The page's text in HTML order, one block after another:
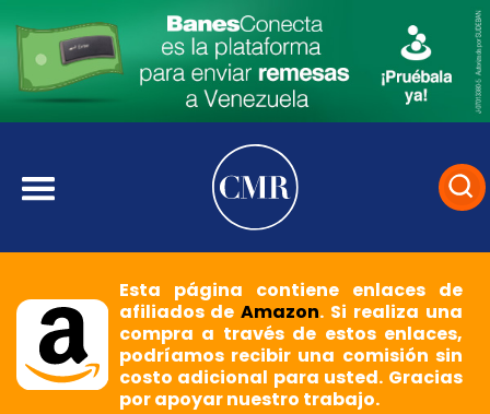
Esta página contiene enlaces de
afiliados deAmazon. Si realiza una
compra a través de estos enlaces,
podríamos recibir una comisión sin
costo adicional para usted. Gracias
por apoyar nuestro trabajo.